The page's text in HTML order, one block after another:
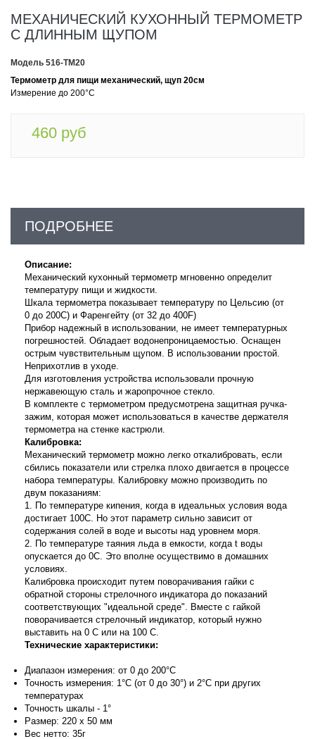
МЕХАНИЧЕСКИЙ КУХОННЫЙ ТЕРМОМЕТР
C ДЛИННЫМ ЩУПОМ
Модель 516-ТМ20
Термометр для пищи механический, щуп 20см
Измерение до 200°С
460 руб
ПОДРОБНЕЕ
Описание:
Механический кухонный термометр мгновенно определит
температуру пищи и жидкости.
Шкала термометра показывает температуру по Цельсию (от
0 до 200С) и Фаренгейту (от 32 до 400F)
Прибор надежный в использовании, не имеет температурных
погрешностей. Обладает водонепроницаемостью. Оснащен
острым чувствительным щупом. В использовании простой.
Неприхотлив в уходе.
Для изготовления устройства использовали прочную
нержавеющую сталь и жаропрочное стекло.
В комплекте с термометром предусмотрена защитная ручка-
зажим, которая может использоваться в качестве держателя
термометра на стенке кастрюли.
Калибровка:
Механический термометр можно легко откалибровать, если
сбились показатели или стрелка плохо двигается в процессе
набора температуры. Калибровку можно производить по
двум показаниям:
1. По температуре кипения, когда в идеальных условия вода
достигает 100С. Но этот параметр сильно зависит от
содержания солей в воде и высоты над уровнем моря.
2. По температуре таяния льда в емкости, когда t воды
опускается до 0С. Это вполне осуществимо в домашних
условиях.
Калибровка происходит путем поворачивания гайки с
обратной стороны стрелочного индикатора до показаний
соответствующих "идеальной среде". Вместе с гайкой
поворачивается стрелочный индикатор, который нужно
выставить на 0 С или на 100 С.
Технические характеристики:
Диапазон измерения: от 0 до 200°С
Точность измерения: 1°С (от 0 до 30°) и 2°С при других
температурах
Точность шкалы - 1°
Размер: 220 х 50 мм
Вес нетто: 35г